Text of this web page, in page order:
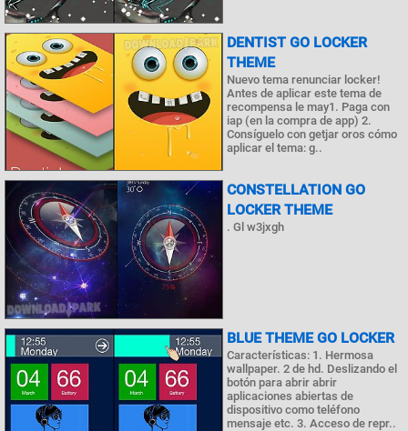
DENTIST GO LOCKER
THEME
Nuevo tema renunciar locker!
Antes de aplicar este tema de
recompensa le may1. Paga con
iap (en la compra de app) 2.
Consíguelo con getjar oros cómo
aplicar el tema: g..
CONSTELLATION GO
LOCKER THEME
. Gl w3jxgh
BLUE THEME GO LOCKER
Características: 1. Hermosa
wallpaper. 2 de hd. Deslizando el
botón para abrir abrir
aplicaciones abiertas de
dispositivo como teléfono
mensaje etc. 3. Acceso de repr..